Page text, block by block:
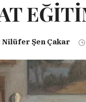
Nilüfer Şen Çakar